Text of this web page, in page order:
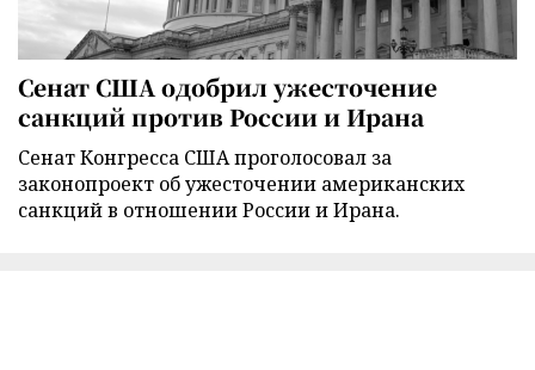
Сенат США одобрил ужесточение
санкций против России и Ирана
Сенат Конгресса США проголосовал за
законопроект об ужесточении американских
санкций в отношении России и Ирана.